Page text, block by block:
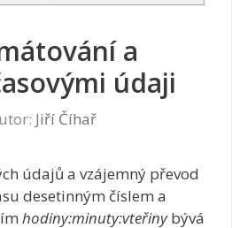
a
údaji
Jiří Číhař
údajů a vzájemný převod
desetinným číslem a
hodiny:minuty:vteřinybývá